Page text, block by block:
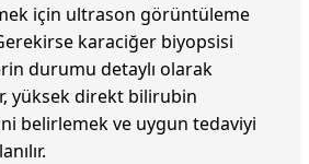
için ultrason görüntüleme
karaciğer biyopsisi
durumu detaylı olarak
yüksek direkt bilirubin
belirlemek ve uygun tedaviyi